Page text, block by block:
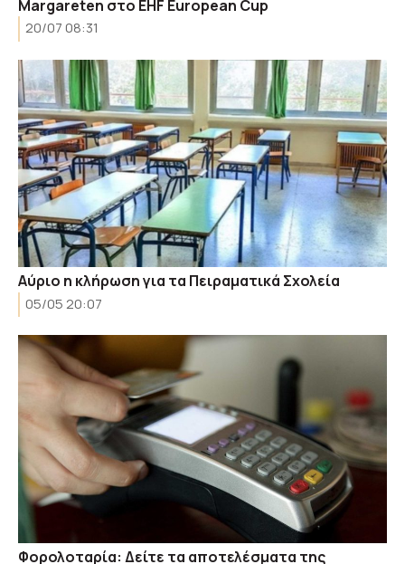
Margareten στο EHF European Cup
20/07 08:31
Αύριο η κλήρωση για τα Πειραματικά Σχολεία
05/05 20:07
Φορολοταρία: Δείτε τα αποτελέσματα της